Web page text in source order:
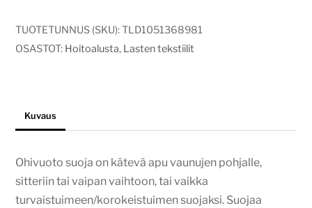
TUOTETUNNUS (SKU):TLD1051368981
OSASTOT: Hoitoalusta, Lasten tekstiilit
Kuvaus
Ohivuoto suoja on kätevä apu vaunujen pohjalle,
sitteriin tai vaipan vaihtoon, tai vaikka
turvaistuimeen/korokeistuimen suojaksi. Suojaa